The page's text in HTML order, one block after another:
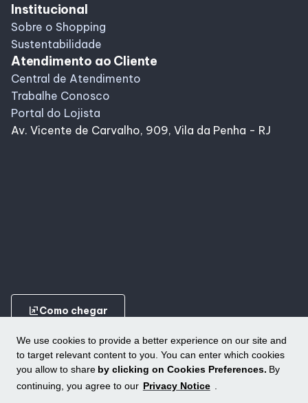
We use cookies to provide a better experience on our site and
to target relevant content to you. You can enter which cookies
you allow to share by clicking on Cookies Preferences. By
continuing, you agree to our Privacy Notice .
Institucional
Sobre o Shopping
Sustentabilidade
Atendimento ao Cliente
Central de Atendimento
Trabalhe Conosco
Portal do Lojista
Av. Vicente de Carvalho, 909, Vila da Penha - RJ
ungroupComo chegar